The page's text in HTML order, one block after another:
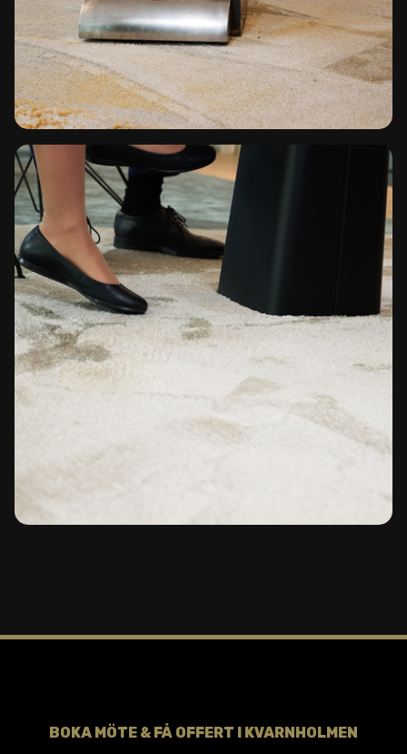
BOKA MÖTE & FÅ OFFERT I KVARNHOLMEN